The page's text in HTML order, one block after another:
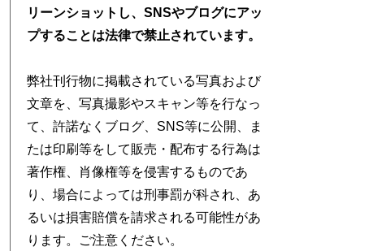
リーンショットし、SNSやブログにアッ
プすることは法律で禁止されています。
弊社刊行物に掲載されている写真および
文章を、写真撮影やスキャン等を行なっ
て、許諾なくブログ、SNS等に公開、ま
たは印刷等をして販売・配布する行為は
著作権、肖像権等を侵害するものであ
り、場合によっては刑事罰が科され、あ
るいは損害賠償を請求される可能性があ
ります。ご注意ください。